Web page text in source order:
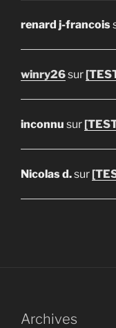
renard j-francois
winry26sur
inconnu sur
Nicolas d.sur
Archives